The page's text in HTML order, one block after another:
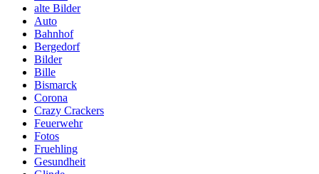
alte Bilder
Auto
Bahnhof
Bergedorf
Bilder
Bille
Bismarck
Corona
Crazy Crackers
Feuerwehr
Fotos
Fruehling
Gesundheit